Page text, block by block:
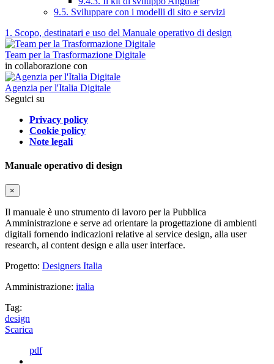
9.5. Sviluppare con i modelli di sito e servizi
1. Scopo, destinatari e uso del Manuale operativo di design
Team per la Trasformazione Digitale
in collaborazione con
Agenzia per l'Italia Digitale
Seguici su
Privacy policy
Cookie policy
Note legali
Manuale operativo di design
×
Il manuale è uno strumento di lavoro per la Pubblica
Amministrazione e serve ad orientare la progettazione di ambienti
digitali fornendo indicazioni relative al service design, alla user
research, al content design e alla user interface.
Progetto: Designers Italia
Amministrazione: italia
Tag:
design
Scarica
pdf